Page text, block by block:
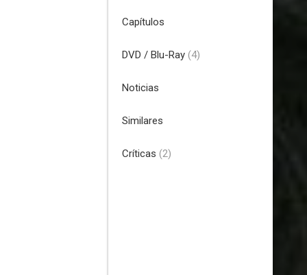
Capítulos
DVD / Blu-Ray (4)
Noticias
Similares
Críticas (2)